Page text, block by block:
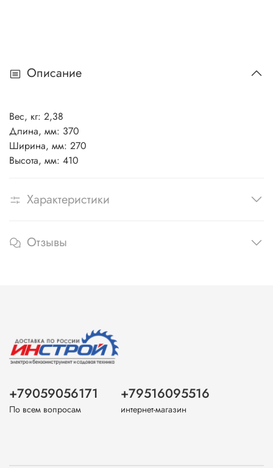
Описание
Вес, кг: 2,38
Длина, мм: 370
Ширина, мм: 270
Высота, мм: 410
Характеристики
Отзывы
+79059056171
По всем вопросам
+79516095516
интернет-магазин